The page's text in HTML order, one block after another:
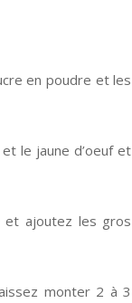
en poudre et les
le jaune d’oeuf et
ajoutez les gros
monter 2 à 3